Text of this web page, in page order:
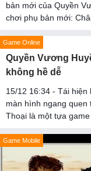
bản mới của Quyền
chơi phụ bản mới:
Game Online
Quyền Vương
không hề dễ
15/12 16:34 - Tái
màn hình ngang
Thoại là một tựa
Game Mobile